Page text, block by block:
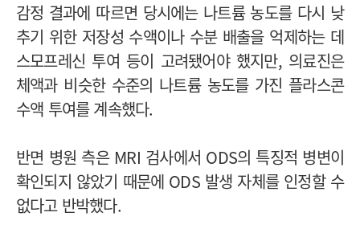
감정 결과에 따르면 당시에는 나트륨 농도를 다시 낮
추기 위한 저장성 수액이나 수분 배출을 억제하는 데
스모프레신 투여 등이 고려됐어야 했지만, 의료진은
체액과 비슷한 수준의 나트륨 농도를 가진 플라스콘
수액 투여를 계속했다.
반면 병원 측은 MRI 검사에서 ODS의 특징적 병변이
확인되지 않았기 때문에 ODS 발생 자체를 인정할 수
없다고 반박했다.